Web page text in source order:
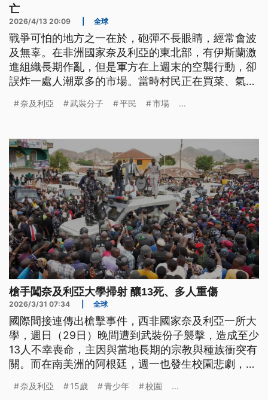
亡
2026/4/13 20:09 全球
戰爭可怕的地方之一在於，砲彈不長眼睛，經常會波
及無辜。在非洲國家奈及利亞的東北部，有伊斯蘭激
進組織長期作亂，但是軍方在上週末的空襲行動，卻
誤炸一處人潮眾多的市場。當時村民正在買菜、氣氛
亡魂，其中包括不少兒童。事實上，波諾州這個地方
幾千人死亡，數百萬人流離失所。無奈的是，軍方的
清剿行動卻也經常發生誤擊，至少有500個平民因此
無辜喪命。
奈及利亞 武裝分子 平民 市場 ...
槍手闖奈及利亞大學掃射 釀13死、多人重傷
2026/3/31 07:34 全球
國際間接連傳出槍擊事件，西非國家奈及利亞一所大
學，週日（29日）晚間遭到武裝份子襲擊，造成至少
13人不幸喪命，主因與當地長期的宗教與種族衝突有
關。而在南美洲的阿根廷，週一也發生校園悲劇，一
學生死亡、2人受傷。
奈及利亞 15歲 青少年 校園 ...